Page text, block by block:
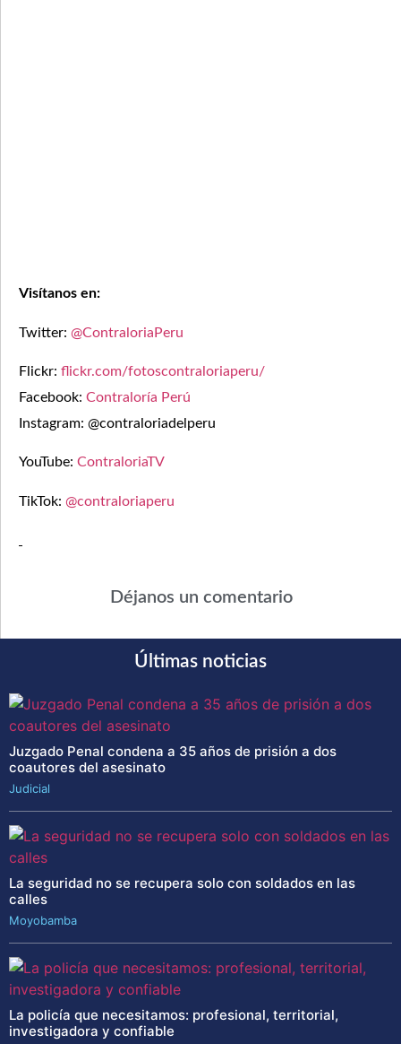
Visítanos en:
Twitter: @ContraloriaPeru
Flickr: flickr.com/fotoscontraloriaperu/
Facebook: Contraloría Perú
Instagram: @contraloriadelperu
YouTube: ContraloriaTV
TikTok: @contraloriaperu
Déjanos un comentario
Últimas noticias
Juzgado Penal condena a 35 años de prisión a dos
coautores del asesinato
Judicial
La seguridad no se recupera solo con soldados en las
calles
Moyobamba
La policía que necesitamos: profesional, territorial,
investigadora y confiable